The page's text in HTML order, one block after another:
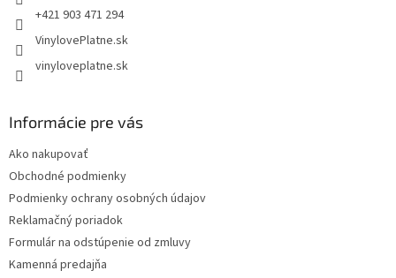
+421 903 471 294
VinylovePlatne.sk
vinyloveplatne.sk
Informácie pre vás
Ako nakupovať
Obchodné podmienky
Podmienky ochrany osobných údajov
Reklamačný poriadok
Formulár na odstúpenie od zmluvy
Kamenná predajňa